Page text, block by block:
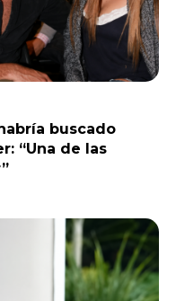
buscado
“Una de las